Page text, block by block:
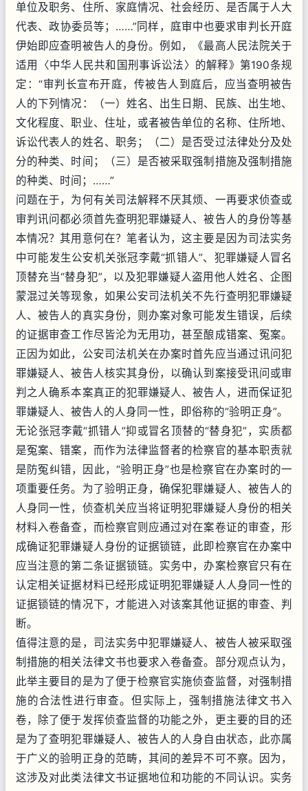
单位及职务、住所、家庭情况、社会经历、是否属于人大
代表、政协委员等；……”同样，庭审中也要求审判长开庭
伊始即应查明被告人的身份。例如，《最高人民法院关于
适用〈中华人民共和国刑事诉讼法〉的解释》第190条规
定：“审判长宣布开庭，传被告人到庭后，应当查明被告
人的下列情况：（一）姓名、出生日期、民族、出生地、
文化程度、职业、住址，或者被告单位的名称、住所地、
诉讼代表人的姓名、职务；（二）是否受过法律处分及处
分的种类、时间；（三）是否被采取强制措施及强制措施
的种类、时间；……”
问题在于，为何有关司法解释不厌其烦、一再要求侦查或
审判讯问都必须首先查明犯罪嫌疑人、被告人的身份等基
本情况？其用意何在？笔者认为，这主要是因为司法实务
中可能发生公安机关张冠李戴“抓错人”、犯罪嫌疑人冒名
顶替充当“替身犯”，以及犯罪嫌疑人盗用他人姓名、企图
蒙混过关等现象，如果公安司法机关不先行查明犯罪嫌疑
人、被告人的真实身份，则办案对象可能发生错误，后续
的证据审查工作尽皆沦为无用功，甚至酿成错案、冤案。
正因为如此，公安司法机关在办案时首先应当通过讯问犯
罪嫌疑人、被告人核实其身份，以确认到案接受讯问或审
判之人确系本案真正的犯罪嫌疑人、被告人，进而保证犯
罪嫌疑人、被告人的人身同一性，即俗称的“验明正身”。
无论张冠李戴“抓错人”抑或冒名顶替的“替身犯”，实质都
是冤案、错案，而作为法律监督者的检察官的基本职责就
是防冤纠错，因此，“验明正身”也是检察官在办案时的一
项重要任务。为了验明正身，确保犯罪嫌疑人、被告人的
人身同一性，侦查机关应当将证明犯罪嫌疑人身份的相关
材料入卷备查，而检察官则应通过对在案卷证的审查，形
成确证犯罪嫌疑人身份的证据锁链，此即检察官在办案中
应当注意的第二条证据锁链。实务中，办案检察官只有在
认定相关证据材料已经形成证明犯罪嫌疑人人身同一性的
证据锁链的情况下，才能进入对该案其他证据的审查、判
断。
值得注意的是，司法实务中犯罪嫌疑人、被告人被采取强
制措施的相关法律文书也要求入卷备查。部分观点认为，
此举主要目的是为了便于检察官实施侦查监督，对强制措
施的合法性进行审查。但实际上，强制措施法律文书入
卷，除了便于发挥侦查监督的功能之外，更主要的目的还
是为了查明犯罪嫌疑人、被告人的人身自由状态，此亦属
于广义的验明正身的范畴，其间的差异不可不察。因为，
这涉及对此类法律文书证据地位和功能的不同认识。实务